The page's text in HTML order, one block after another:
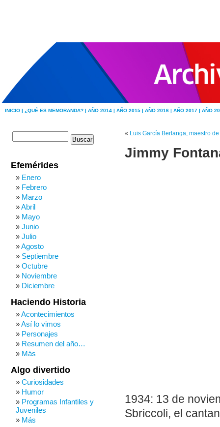
INICIO | ¿QUÉ ES MEMORANDA? | AÑO 2014 | AÑO 2015 | AÑO 2016 | AÑO 2017 | AÑO
« Luis García Berlanga, maestro
Jimmy
1934: 13 de
Sbriccoli, el
Efemérides
Enero
Febrero
Marzo
Abril
Mayo
Junio
Julio
Agosto
Septiembre
Octubre
Noviembre
Diciembre
Haciendo Historia
Acontecimientos
Así lo vimos
Personajes
Resumen del año…
Más
Algo divertido
Curiosidades
Humor
Programas Infantiles y
Juveniles
Más